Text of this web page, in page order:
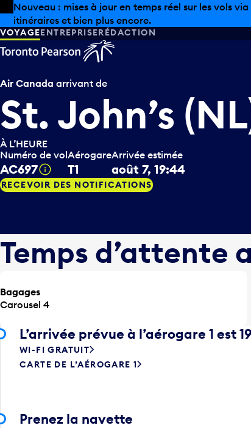
Skip to offers
Passer au contenu principal
Les aubaines estivales sont arrivées chez
VOYAGEENTREPRISERÉDACTION
Air Canada arrivant de
St. John’s
À L’HEURE
Numéro de vol
AC697 Infobulle
Aérogare
T1
Arrivée estimée
août 7, 19:44
RECEVOIR DES NOTIFICATIONS
Temps d’attente
Bagages
Carousel 4
L’arrivée prévue à l’aérogare 1 est
WI-FI GRATUIT
CARTE DE L’AÉROGARE 1
Prenez la navette